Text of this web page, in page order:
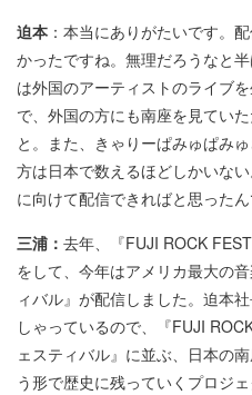
迫本 ：本当にありがたいです。
かったですね。無理だろうなと
は外国のアーティストのライブ
で、外国の方にも南座を見てい
と。また、きゃりーぱみゅぱみ
方は日本で数えるほどしかいな
に向けて配信できればと思ったん
三浦： 去年、『FUJI ROCK
をして、今年はアメリカ最大の
ィバル』が配信しました。迫本
しゃっているので、『FUJI
ェスティバル』に並ぶ、日本の
う形で歴史に残っていくプロジ